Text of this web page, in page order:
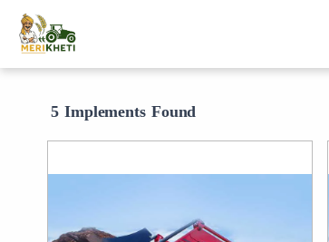
5 Implements Found